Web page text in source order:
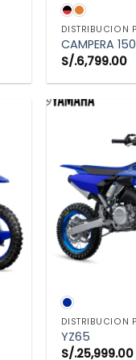
CAMPERA 150
S/.6,799.00
YZ65
S/.25,999.00